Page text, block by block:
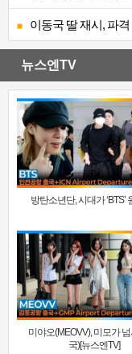
이동국 딸 재시, 파
뉴스엔TV
방탄소년단, 시대가 ‘BTS’
미야오(MEOVV), 미모가
국)[뉴스엔TV]